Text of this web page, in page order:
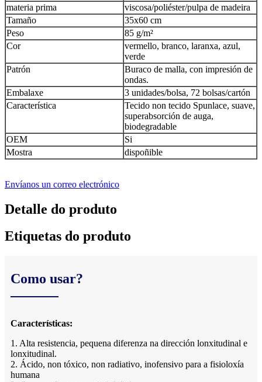
materia prima
viscosa/poliéster/pulpa de madeira
Tamaño
35x60 cm
Peso
85 g/m²
Cor
vermello, branco, laranxa, azul,
verde
Patrón
Buraco de malla, con impresión de
ondas.
Embalaxe
3 unidades/bolsa, 72 bolsas/cartón
Característica
Tecido non tecido Spunlace, suave,
superabsorción de auga,
biodegradable
OEM
Si
Mostra
dispoñible
Envíanos un correo electrónico
Detalle do produto
Etiquetas do produto
Como usar?
Características:
1. Alta resistencia, pequena diferenza na dirección lonxitudinal e
lonxitudinal.
2. Ácido, non tóxico, non radiativo, inofensivo para a fisioloxía
humana